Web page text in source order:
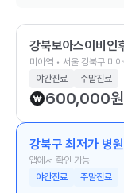
강북보아스이비인
미아역 • 서울 강북구 미
야간진료
주말진료
600,000원
강북구 최저가 병원
앱에서 확인 가능
야간진료
주말진료